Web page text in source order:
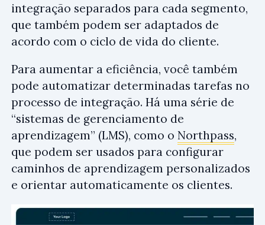
integração separados para cada segmento,
que também podem ser adaptados de
acordo com o ciclo de vida do cliente.
Para aumentar a eficiência, você também
pode automatizar determinadas tarefas no
processo de integração. Há uma série de
“sistemas de gerenciamento de
aprendizagem” (LMS), como o Northpass,
que podem ser usados para configurar
caminhos de aprendizagem personalizados
e orientar automaticamente os clientes.